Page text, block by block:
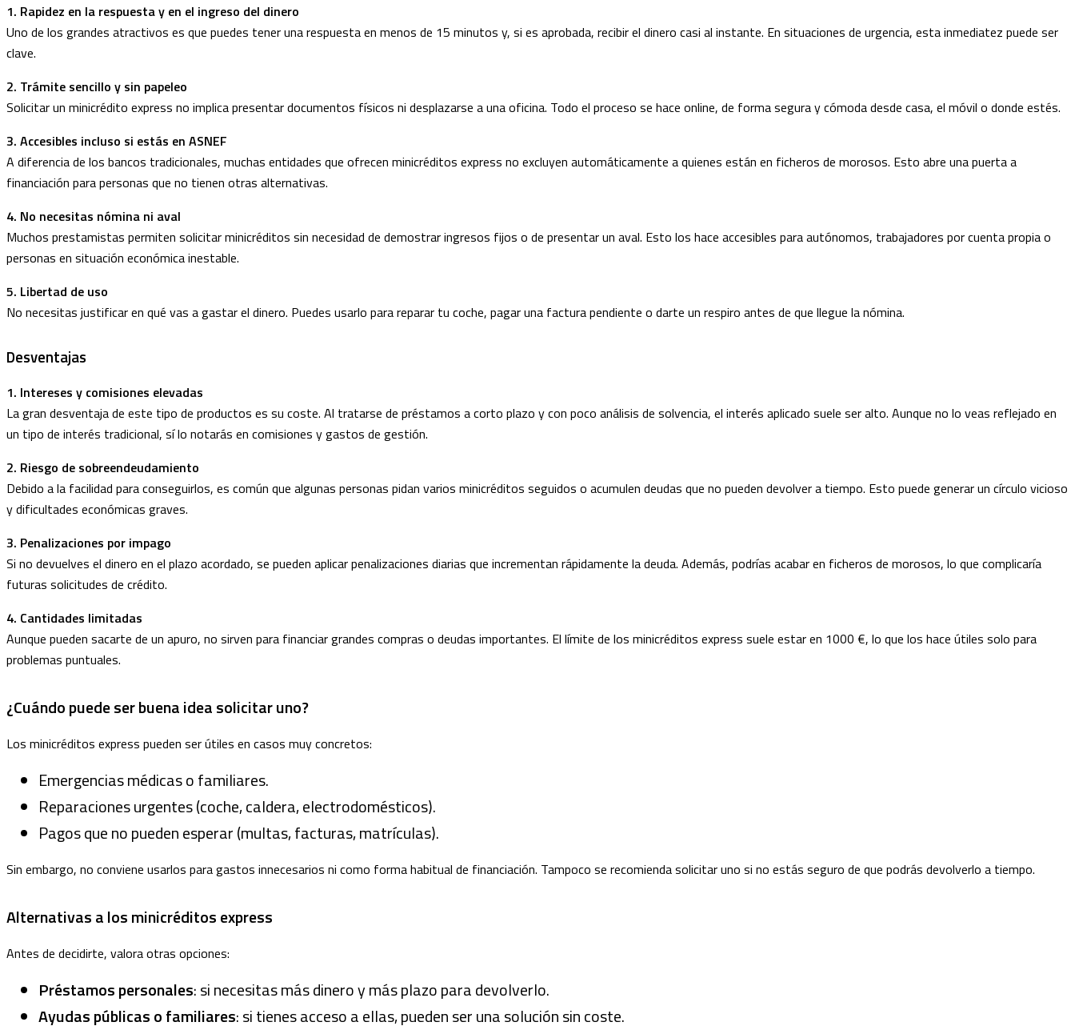
1. Rapidez en la respuesta y en el ingreso del dinero
Uno de los grandes atractivos es que puedes tener una respuesta en menos de 15 minutos y, si es aprobada, recibir el dinero casi al instante. En situaciones de urgencia, esta inmediatez puede ser
clave.
2. Trámite sencillo y sin papeleo
Solicitar un minicrédito express no implica presentar documentos físicos ni desplazarse a una oficina. Todo el proceso se hace online, de forma segura y cómoda desde casa, el móvil o donde estés.
3. Accesibles incluso si estás en ASNEF
A diferencia de los bancos tradicionales, muchas entidades que ofrecen minicréditos express no excluyen automáticamente a quienes están en ficheros de morosos. Esto abre una puerta a
financiación para personas que no tienen otras alternativas.
4. No necesitas nómina ni aval
Muchos prestamistas permiten solicitar minicréditos sin necesidad de demostrar ingresos fijos o de presentar un aval. Esto los hace accesibles para autónomos, trabajadores por cuenta propia o
personas en situación económica inestable.
5. Libertad de uso
No necesitas justificar en qué vas a gastar el dinero. Puedes usarlo para reparar tu coche, pagar una factura pendiente o darte un respiro antes de que llegue la nómina.
Desventajas
1. Intereses y comisiones elevadas
La gran desventaja de este tipo de productos es su coste. Al tratarse de préstamos a corto plazo y con poco análisis de solvencia, el interés aplicado suele ser alto. Aunque no lo veas reflejado en
un tipo de interés tradicional, sí lo notarás en comisiones y gastos de gestión.
2. Riesgo de sobreendeudamiento
Debido a la facilidad para conseguirlos, es común que algunas personas pidan varios minicréditos seguidos o acumulen deudas que no pueden devolver a tiempo. Esto puede generar un círculo vicioso
y dificultades económicas graves.
3. Penalizaciones por impago
Si no devuelves el dinero en el plazo acordado, se pueden aplicar penalizaciones diarias que incrementan rápidamente la deuda. Además, podrías acabar en ficheros de morosos, lo que complicaría
futuras solicitudes de crédito.
4. Cantidades limitadas
Aunque pueden sacarte de un apuro, no sirven para financiar grandes compras o deudas importantes. El límite de los minicréditos express suele estar en 1000 €, lo que los hace útiles solo para
problemas puntuales.
¿Cuándo puede ser buena idea solicitar uno?
Los minicréditos express pueden ser útiles en casos muy concretos:
Emergencias médicas o familiares.
Reparaciones urgentes (coche, caldera, electrodomésticos).
Pagos que no pueden esperar (multas, facturas, matrículas).
Sin embargo, no conviene usarlos para gastos innecesarios ni como forma habitual de financiación. Tampoco se recomienda solicitar uno si no estás seguro de que podrás devolverlo a tiempo.
Alternativas a los minicréditos express
Antes de decidirte, valora otras opciones:
Préstamos personales: si necesitas más dinero y más plazo para devolverlo.
Ayudas públicas o familiares: si tienes acceso a ellas, pueden ser una solución sin coste.